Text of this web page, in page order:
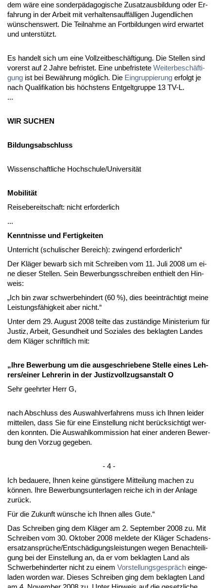
dem wäre ei­ne son­derpädago­gi­sche Zu­satz­aus­bil­dung oder Er­
fah­rung in der Ar­beit mit ver­hal­tens­auffälli­gen Ju­gend­li­chen
wünschens­wert. Die Teil­nah­me an Fort­bil­dun­gen wird er­war­tet
und un­terstützt.
Es han­delt sich um ei­ne Voll­zeit­beschäfti­gung. Die Stel­len sind
vor­erst auf 2 Jah­re be­fris­tet. Ei­ne un­be­fris­te­te Wei­ter­beschäfti­
gung ist bei Bewährung möglich. Die Ein­grup­pie­rung er­folgt je
nach Qua­li­fi­ka­ti­on bis höchs­tens Ent­gelt­grup­pe 13 TV-L.
...
WIR SU­CHEN
Bil­dungs­ab­schluss
Wis­sen­schaft­li­che Hoch­schu­le/Uni­ver­sität
Mo­bi­lität
Rei­se­be­reit­schaft: nicht er­for­der­lich
...
Kennt­nis­se und Fer­tig­kei­ten
Un­ter­richt (schu­li­scher Be­reich): zwin­gend er­for­der­lich“
Der Kläger be­warb sich mit Schrei­ben vom 11. Ju­li 2008 um ei­
ne die­ser Stel­len. Sein Be­wer­bungs­schrei­ben ent­hielt den Hin­
weis:
„Ich bin zwar schwer­be­hin­dert (60 %), dies be­ein­träch­tigt mei­ne
Leis­tungsfähig­keit aber nicht.“
Un­ter dem 29. Au­gust 2008 teil­te das zuständi­ge Mi­nis­te­ri­um für
Jus­tiz, Ar­beit, Ge­sund­heit und So­zia­les des be­klag­ten Lan­des
dem Kläger schrift­lich mit:
„Ih­re Be­wer­bung um die aus­ge­schrie­be­ne Stel­le ei­nes Leh­
rers/ei­ner Leh­re­rin in der Jus­tiz­voll­zugs­an­stalt O
Sehr ge­ehr­ter Herr G,
nach Ab­schluss des Aus­wahl­ver­fah­rens muss ich Ih­nen lei­der
mit­tei­len, dass Sie für ei­ne Ein­stel­lung nicht berück­sich­tigt wer­
den konn­ten. Die Aus­wahl­kom­mis­si­on hat ei­ner an­de­ren Be­wer­
bung den Vor­zug ge­ge­ben.
- 4 -
Ich be­daue­re, Ih­nen kei­ne güns­ti­ge­re Mit­tei­lung ma­chen zu
können. Ih­re Be­wer­bungs­un­ter­la­gen rei­che ich in der An­la­ge
zurück.
Für die Zu­kunft wünsche ich Ih­nen al­les Gu­te.“
Das Schrei­ben ging dem Kläger am 2. Sep­tem­ber 2008 zu. Mit
Schrei­ben vom 30. Ok­to­ber 2008 mel­de­te der Kläger Scha­dens­
er­satz­ansprüche/Entschädi­gungs­leis­tun­gen we­gen Be­nach­tei­li­
gung bei der Ein­stel­lung an, da er vom be­klag­ten Land als
Schwer­be­hin­der­ter nicht zu ei­nem Vor­stel­lungs­gespräch ein­ge­
la­den wor­den war. Die­ses Schrei­ben ging dem be­klag­ten Land